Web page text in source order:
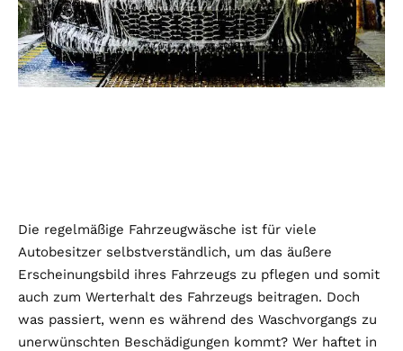
Die regelmäßige Fahrzeugwäsche ist für viele
Autobesitzer selbstverständlich, um das äußere
Erscheinungsbild ihres Fahrzeugs zu pflegen und somit
auch zum Werterhalt des Fahrzeugs beitragen. Doch
was passiert, wenn es während des Waschvorgangs zu
unerwünschten Beschädigungen kommt? Wer haftet in